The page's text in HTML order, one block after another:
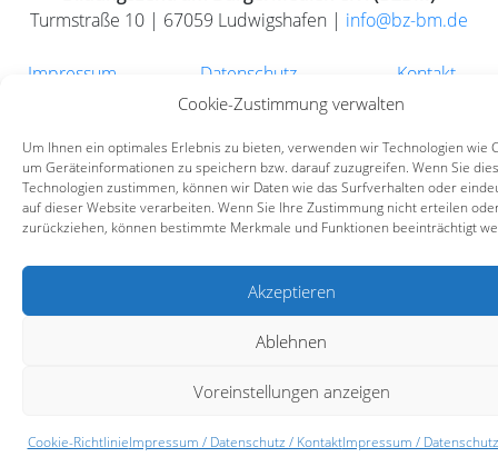
Cookie-Zustimmung verwalten
Um Ihnen ein optimales Erlebnis zu bieten, verwenden wir Technologien wie
um Geräteinformationen zu speichern bzw. darauf zuzugreifen. Wenn Sie
Technologien zustimmen, können wir Daten wie das Surfverhalten oder
auf dieser Website verarbeiten. Wenn Sie Ihre Zustimmung nicht erteilen
zurückziehen, können bestimmte Merkmale und Funktionen beeinträchtigt
Akzeptieren
Ablehnen
Voreinstellungen anzeigen
Cookie-RichtlinieImpressum / Datenschutz / KontaktImpressum /
Turmstraße 10 | 67059 Ludwigshafen | info@bz-bm.de
Impressum Datenschutz Kontakt